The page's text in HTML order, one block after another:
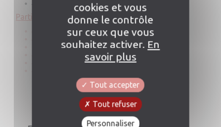
Particuliers
Assurance Auto & Moto
Protection juridique
Assurances Santé & Prévoyance
Contact
Blog
cookies et vous
donne le contrôle
sur ceux que vous
souhaitez activer. En
savoir plus
Tout accepter
Tout refuser
Personnaliser